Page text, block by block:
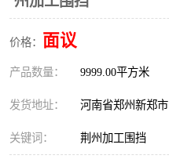
价格： 面议
产品数量： 9999.00平方米
发货地址： 河南省郑州新郑市
关键词： 荆州加工围挡